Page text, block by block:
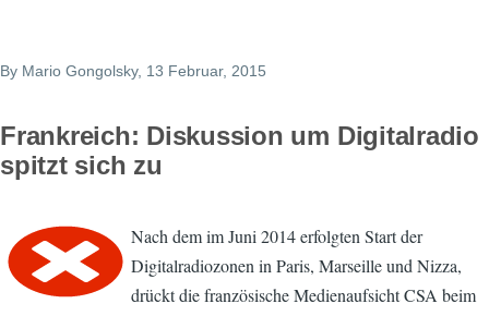
By Mario Gongolsky, 13 Februar, 2015
Frankreich: Diskussion um Digitalradio
spitzt sich zu
Nach dem im Juni 2014 erfolgten Start der
Digitalradiozonen in Paris, Marseille und Nizza,
drückt die französische Medienaufsicht CSA beim